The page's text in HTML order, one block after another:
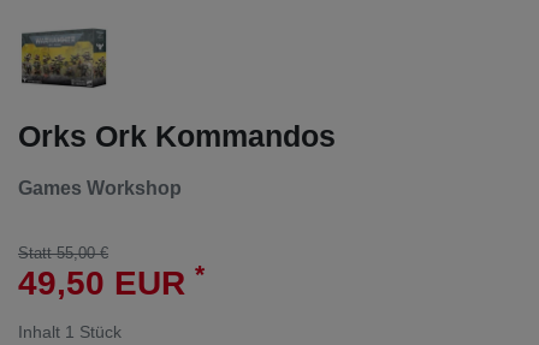
Orks Ork Kommandos
Games Workshop
Statt 55,00 €
49,50 EUR *
Inhalt 1 Stück